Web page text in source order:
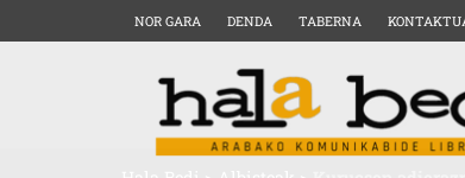
NOR GARA DENDA TABERNA